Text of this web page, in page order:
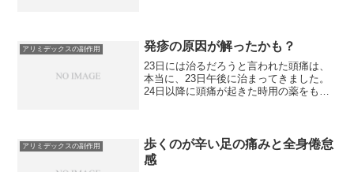
ら寒くなる。その「暑くなる...
アリミデックスの副作用 発疹の原因が解ったかも？
23日には治るだろうと言われた頭痛は、
本当に、23日午後に治まってきました。
24日以降に頭痛が起きた時用の薬をもら
今回は、なんとなく...
アリミデックスの副作用
歩くのが辛い足の痛みと全身倦怠
感